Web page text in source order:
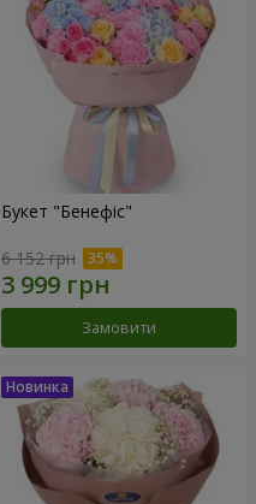
Букет "Бенефіс"
6 152 грн
Замовити